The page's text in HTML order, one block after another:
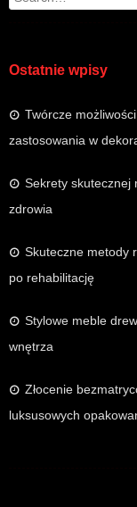
Ostatnie wpisy
Twórcze
zastosowania w
Sekrety skutecznej
zdrowia
Skuteczne metody
po rehabilitację
Stylowe meble
wnętrza
Złocenie
luksusowych